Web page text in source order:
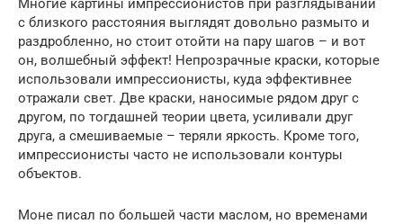
Многие картины импрессионистов при разглядывании
с близкого расстояния выглядят довольно размыто и
раздробленно, но стоит отойти на пару шагов – и вот
он, волшебный эффект! Непрозрачные краски, которые
использовали импрессионисты, куда эффективнее
отражали свет. Две краски, наносимые рядом друг с
другом, по тогдашней теории цвета, усиливали друг
друга, а смешиваемые – теряли яркость. Кроме того,
импрессионисты часто не использовали контуры
объектов.
Моне писал по большей части маслом, но временами